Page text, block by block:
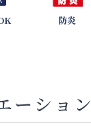
防炎
ーション